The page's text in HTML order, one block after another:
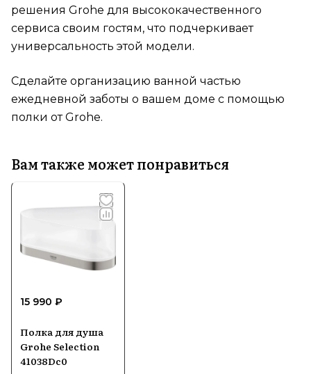
решения Grohe для высококачественного
сервиса своим гостям, что подчеркивает
универсальность этой модели.
Сделайте организацию ванной частью
ежедневной заботы о вашем доме с помощью
полки от Grohe.
Вам также может понравиться
15 990 ₽
Полка для душа
Grohe Selection
41038Dc0